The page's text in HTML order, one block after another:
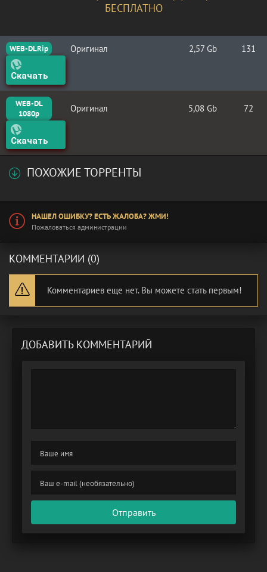
БЕСПЛАТНО
WEB-DLRip Оригинал 2,57 Gb 131
Скачать
WEB-DL
1080p
Оригинал 5,08 Gb 72
Скачать
ПОХОЖИЕ ТОРРЕНТЫ
НАШЕЛ ОШИБКУ? ЕСТЬ ЖАЛОБА? ЖМИ!
Пожаловаться администрации
КОММЕНТАРИИ (0)
Комментариев еще нет. Вы можете стать первым!
ДОБАВИТЬ КОММЕНТАРИЙ
Отправить